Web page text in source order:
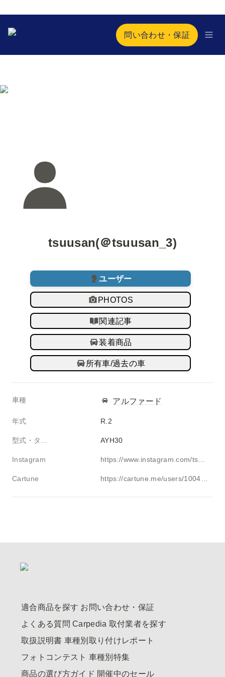
問い合わせ・保証
tsuusan(＠tsuusan_3)
ユーザー
PHOTOS
関連記事
装着商品
所有車/過去の車
車種 アルファード
年式 R.2
AYH30
Instagram
Cartune
適合商品を探す お問い合わせ・保証
よくある質問 Carpedia 取付業者を探す
取扱説明書 車種別取り付けレポート
フォトコンテスト 車種別特集
商品の選び方ガイド 開催中のセール